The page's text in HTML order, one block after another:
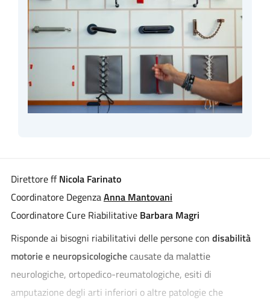
Direttore ffNicola Farinato
Coordinatore DegenzaAnna Mantovani
Coordinatore Cure Riabilitative Barbara Magri
Risponde ai bisogni riabilitativi delle persone con disabilità
motorie e neuropsicologichecausate da malattie
neurologiche, ortopedico-reumatologiche, esiti di
amputazione degli arti inferiori o altre patologie che